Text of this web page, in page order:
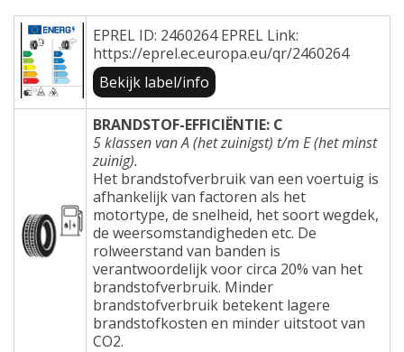
EPREL ID: 2460264 EPREL Link:
https://eprel.ec.europa.eu/qr/2460264
Bekijk label/info
BRANDSTOF-EFFICIËNTIE: C
5 klassen van A (het zuinigst) t/m E (het minst
zuinig).
Het brandstofverbruik van een voertuig is
afhankelijk van factoren als het
motortype, de snelheid, het soort wegdek,
de weersomstandigheden etc. De
rolweerstand van banden is
verantwoordelijk voor circa 20% van het
brandstofverbruik. Minder
brandstofverbruik betekent lagere
brandstofkosten en minder uitstoot van
CO2.